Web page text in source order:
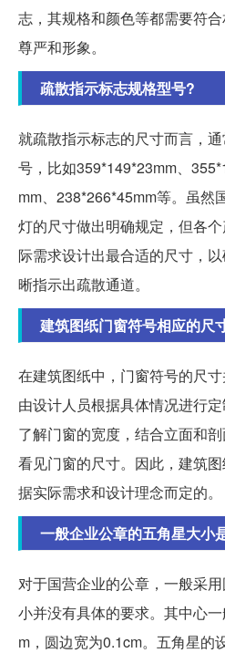
志，其规格和颜色等都需要符
尊严和形象。
疏散指示标志规格型号?
就疏散指示标志的尺寸而言，
号，比如359*149*23mm、
mm、238*266*45mm等。虽然
灯的尺寸做出明确规定，但各
际需求设计出最合适的尺寸，
晰指示出疏散通道。
建筑图纸门窗符号相应的尺
在建筑图纸中，门窗符号的尺
由设计人员根据具体情况进行
了解门窗的宽度，结合立面和
看见门窗的尺寸。因此，建筑
据实际需求和设计理念而定的。
一般企业公章的五角星大小
对于国营企业的公章，一般采
小并没有具体的要求。其中心
m，圆边宽为0.1cm。五角星的